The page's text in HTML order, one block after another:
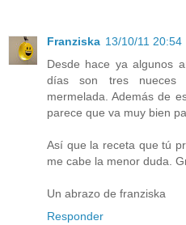
Franziska 13/10/11 20:54
Desde hace ya algunos
días son tres nueces
mermelada. Además de
parece que va muy bien
Así que la receta que tú
me cabe la menor duda.
Un abrazo de franziska
Responder